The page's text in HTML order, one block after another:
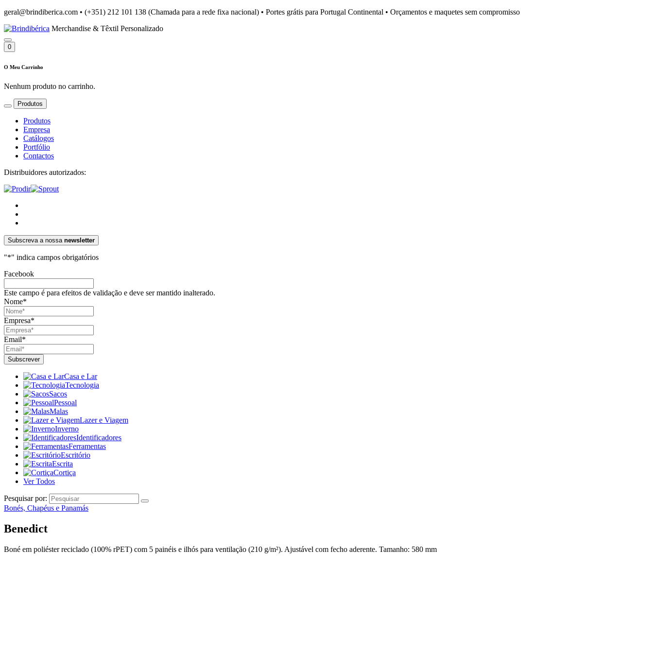
geral@brindiberica.com • (+351) 212 101 138 (Chamada para a rede fixa nacional) • Portes grátis para Portugal Continental • Orçamentos e maquetes sem compromisso
Merchandise & Têxtil Personalizado
0
O Meu Carrinho
Nenhum produto no carrinho.
Produtos
Produtos
Empresa
Catálogos
Portfólio
Contactos
Distribuidores autorizados:
Subscreva a nossa newsletter
"*" indica campos obrigatórios
Facebook
Este campo é para efeitos de validação e deve ser mantido inalterado.
Nome*
Empresa*
Email*
Casa e Lar
Tecnologia
Sacos
Pessoal
Malas
Lazer e Viagem
Inverno
Identificadores
Ferramentas
Escritório
Escrita
Cortiça
Ver Todos
Pesquisar por:
Bonés, Chapéus e Panamás
Benedict
Boné em poliéster reciclado (100% rPET) com 5 painéis e ilhós para ventilação (210 g/m²). Ajustável com fecho aderente. Tamanho: 580 mm